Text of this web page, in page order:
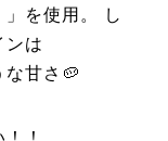
」を使用。 し
ンは
な甘さ🥔
！